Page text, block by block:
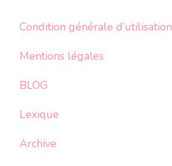
Condition générale d’utilisation
Mentions légales
BLOG
Lexique
Archive